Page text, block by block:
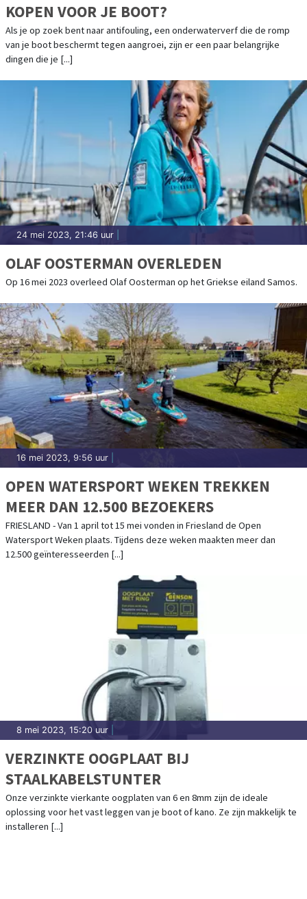
KOPEN VOOR JE BOOT?
Als je op zoek bent naar antifouling, een onderwaterverf die de romp
van je boot beschermt tegen aangroei, zijn er een paar belangrijke
dingen die je [...]
24 mei 2023, 21:46 uur
OLAF OOSTERMAN OVERLEDEN
Op 16 mei 2023 overleed Olaf Oosterman op het Griekse eiland Samos.
16 mei 2023, 9:56 uur
OPEN WATERSPORT WEKEN TREKKEN
MEER DAN 12.500 BEZOEKERS
FRIESLAND - Van 1 april tot 15 mei vonden in Friesland de Open
Watersport Weken plaats. Tijdens deze weken maakten meer dan
12.500 geïnteresseerden [...]
8 mei 2023, 15:20 uur
VERZINKTE OOGPLAAT BIJ
STAALKABELSTUNTER
Onze verzinkte vierkante oogplaten van 6 en 8mm zijn de ideale
oplossing voor het vast leggen van je boot of kano. Ze zijn makkelijk te
installeren [...]